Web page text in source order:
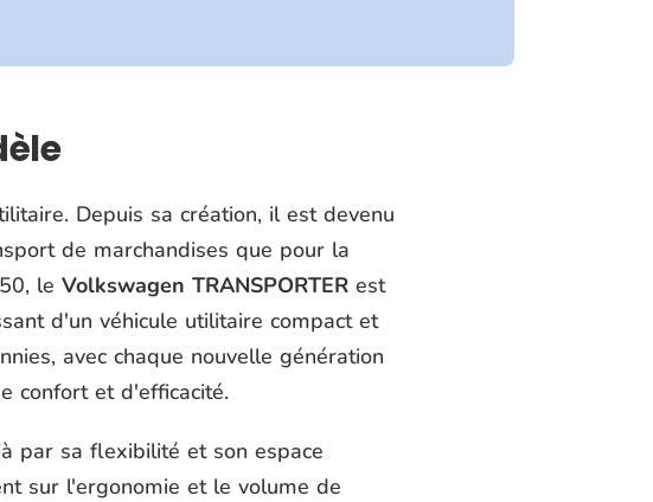
Depuis sa création, il est devenu
de marchandises que pour la
le Volkswagen TRANSPORTER est
d'un véhicule utilitaire compact et
avec chaque nouvelle génération
confort et d'efficacité.
par sa flexibilité et son espace
sur l'ergonomie et le volume de